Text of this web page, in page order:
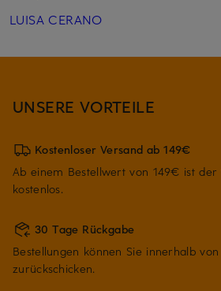
LUISA CERANO
UNSERE VORTEILE
Kostenloser Versand ab 149€
Ab einem Bestellwert von 149€ ist der
kostenlos.
30 Tage Rückgabe
Bestellungen können Sie innerhalb
zurückschicken.